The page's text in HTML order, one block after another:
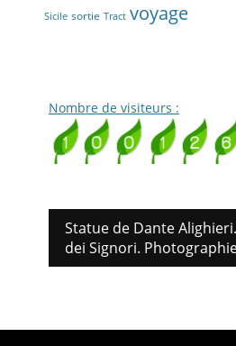
Sicile sortie Tract voyage
Nombre de visiteurs :
Statue de Dante
dei Signori.